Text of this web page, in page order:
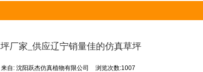
厂家_供应辽宁销量佳的仿真草坪
自:沈阳跃杰仿真植物有限公司 浏览次数:1007